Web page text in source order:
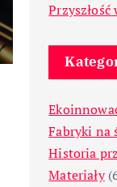
Fabryki na
Historia
Materiały